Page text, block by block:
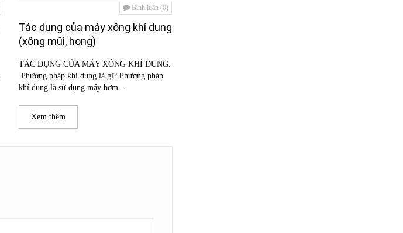
Bình luận (0)
Tác dụng của máy xông khí dung
(xông mũi, họng)
TÁC DỤNG CỦA MÁY XÔNG KHÍ DUNG.
Phương pháp khí dung là gì? Phương pháp
khí dung là sử dụng máy bơm...
Xem thêm